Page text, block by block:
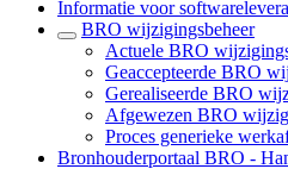
Informatie voor
BRO wijzigingsbeheer
Actuele BRO
Geaccepteerde BRO
Gerealiseerde BRO
Afgewezen BRO
Proces generieke
Bronhouderportaal BRO -